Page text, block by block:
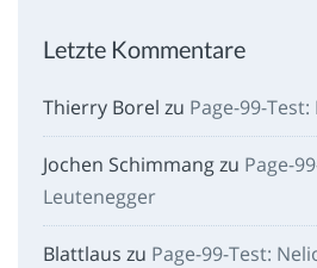
Letzte Kommentare
Thierry Borel zu Page-99-
Jochen Schimmangzu Page-
Leutenegger
Blattlaus zu Page-99-Test: